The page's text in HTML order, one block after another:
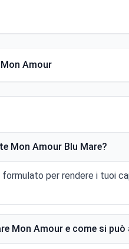
Amour
Mon Amour Blu Mare?
formulato per rendere i tuoi
Mon Amour e come si può